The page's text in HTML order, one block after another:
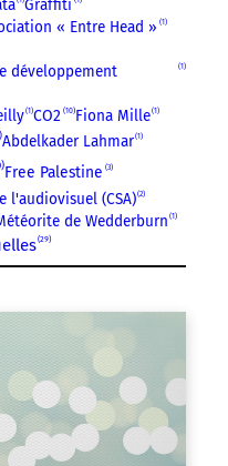
Graffiti
« Entre Head » 1
développement
1
1 CO2 10 Fiona Mille 1
Abdelkader Lahmar 1
Free Palestine 3
l'audiovisuel (CSA) 2
de Wedderburn 1
29